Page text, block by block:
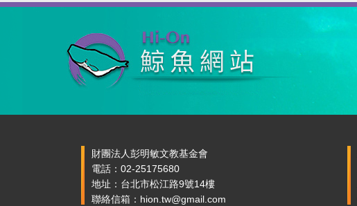
財團法人彭明敏文教基金會
電話：02-25175680
地址：台北市松江路9號14樓
聯絡信箱：hion.tw@gmail.com